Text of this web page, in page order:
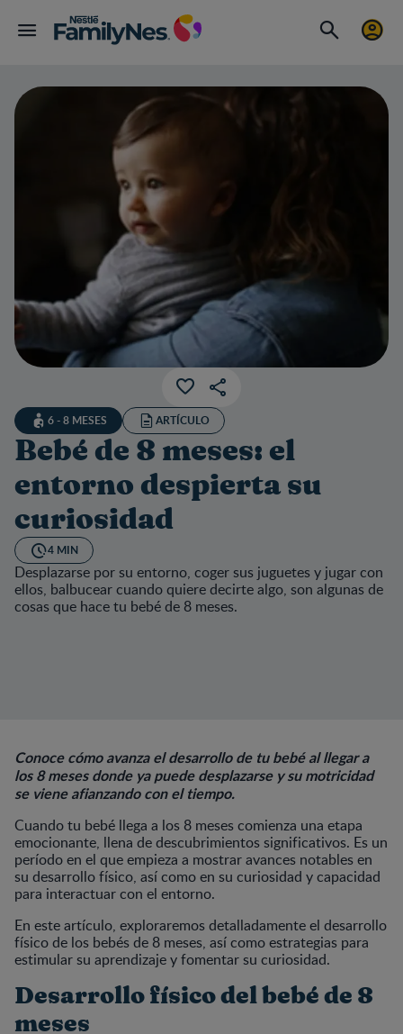
6 - 8 MESES ARTÍCULO
Bebé de 8 meses: el
entorno despierta su
curiosidad
4 MIN
Desplazarse por su entorno, coger sus juguetes y jugar con
ellos, balbucear cuando quiere decirte algo, son algunas de
cosas que hace tu bebé de 8 meses.
Conoce cómo avanza el desarrollo de tu bebé al llegar a
los 8 meses donde ya puede desplazarse y su motricidad
se viene afianzando con el tiempo.
Cuando tu bebé llega a los 8 meses comienza una etapa
emocionante, llena de descubrimientos significativos. Es un
período en el que empieza a mostrar avances notables en
su desarrollo físico, así como en su curiosidad y capacidad
para interactuar con el entorno.
En este artículo, exploraremos detalladamente el desarrollo
físico de los bebés de 8 meses, así como estrategias para
estimular su aprendizaje y fomentar su curiosidad.
Desarrollo físico del bebé de 8
meses